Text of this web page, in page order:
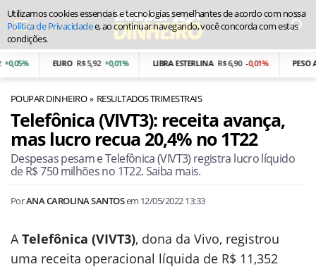
EURO R$ 5,92 +0,01% LIBRA ESTERLINA R$ 6,90 -0,01% PESO
POUPAR DINHEIRO RESULTADOS TRIMESTRAIS
Telefônica (VIVT3): receita avança,
mas lucro recua 20,4% no 1T22
Despesas pesam e Telefônica (VIVT3) registra lucro líquido
de R$ 750 milhões no 1T22. Saiba mais.
PorANA CAROLINA SANTOSem 12/05/2022 13:33
ATelefônica (VIVT3), dona da Vivo, registrou
uma receita operacional líquida de R$ 11,352
Utilizamos cookies essenciais e tecnologias semelhantes de acordo com nossa
Política de Privacidadee, ao continuar navegando, você concorda com estas
condições.